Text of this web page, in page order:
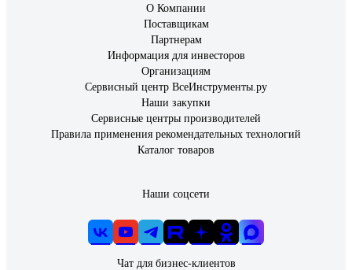
О Компании
Поставщикам
Партнерам
Информация для инвесторов
Организациям
Сервисный центр ВсеИнструменты.ру
Наши закупки
Сервисные центры производителей
Правила применения рекомендательных технологий
Каталог товаров
Наши соцсети
Чат для бизнес-клиентов